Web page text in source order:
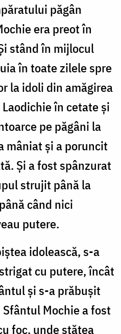
păgân
era preot în
stând în mijlocul
în toate zilele spre
la idoli din amăgirea
în cetate și
pe păgâni la
mâniat și a poruncit
Și a fost spânzurat
strujit până la
când nici
putere.
idolească, s-a
cu putere, încât
și s-a prăbușit
Mochie a fost
foc, unde stătea